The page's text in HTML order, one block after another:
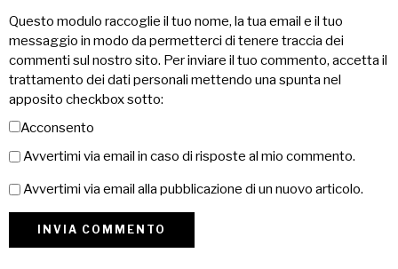
Questo modulo raccoglie il tuo nome, la tua email e il tuo
messaggio in modo da permetterci di tenere traccia dei
commenti sul nostro sito. Per inviare il tuo commento, accetta il
trattamento dei dati personali mettendo una spunta nel
apposito checkbox sotto:
Acconsento
Avvertimi via email in caso di risposte al mio commento.
Avvertimi via email alla pubblicazione di un nuovo articolo.